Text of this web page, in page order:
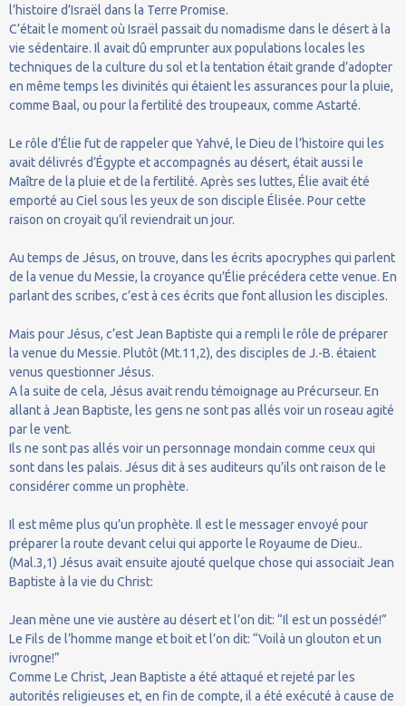
l’histoire d’Israël dans la Terre Promise.
C’était le moment où Israël passait du nomadisme dans le désert à la
vie sédentaire. Il avait dû emprunter aux populations locales les
techniques de la culture du sol et la tentation était grande d’adopter
en même temps les divinités qui étaient les assurances pour la pluie,
comme Baal, ou pour la fertilité des troupeaux, comme Astarté.
Le rôle d’Élie fut de rappeler que Yahvé, le Dieu de l’histoire qui les
avait délivrés d’Égypte et accompagnés au désert, était aussi le
Maître de la pluie et de la fertilité. Après ses luttes, Élie avait été
emporté au Ciel sous les yeux de son disciple Élisée. Pour cette
raison on croyait qu’il reviendrait un jour.
Au temps de Jésus, on trouve, dans les écrits apocryphes qui parlent
de la venue du Messie, la croyance qu’Élie précédera cette venue. En
parlant des scribes, c’est à ces écrits que font allusion les disciples.
Mais pour Jésus, c’est Jean Baptiste qui a rempli le rôle de préparer
la venue du Messie. Plutôt (Mt.11,2), des disciples de J.-B. étaient
venus questionner Jésus.
A la suite de cela, Jésus avait rendu témoignage au Précurseur. En
allant à Jean Baptiste, les gens ne sont pas allés voir un roseau agité
par le vent.
Ils ne sont pas allés voir un personnage mondain comme ceux qui
sont dans les palais. Jésus dit à ses auditeurs qu’ils ont raison de le
considérer comme un prophète.
Il est même plus qu’un prophète. Il est le messager envoyé pour
préparer la route devant celui qui apporte le Royaume de Dieu..
(Mal.3,1) Jésus avait ensuite ajouté quelque chose qui associait Jean
Baptiste à la vie du Christ:
Jean mène une vie austère au désert et l’on dit: “Il est un possédé!”
Le Fils de l’homme mange et boit et l’on dit: “Voilà un glouton et un
ivrogne!”
Comme Le Christ, Jean Baptiste a été attaqué et rejeté par les
autorités religieuses et, en fin de compte, il a été exécuté à cause de